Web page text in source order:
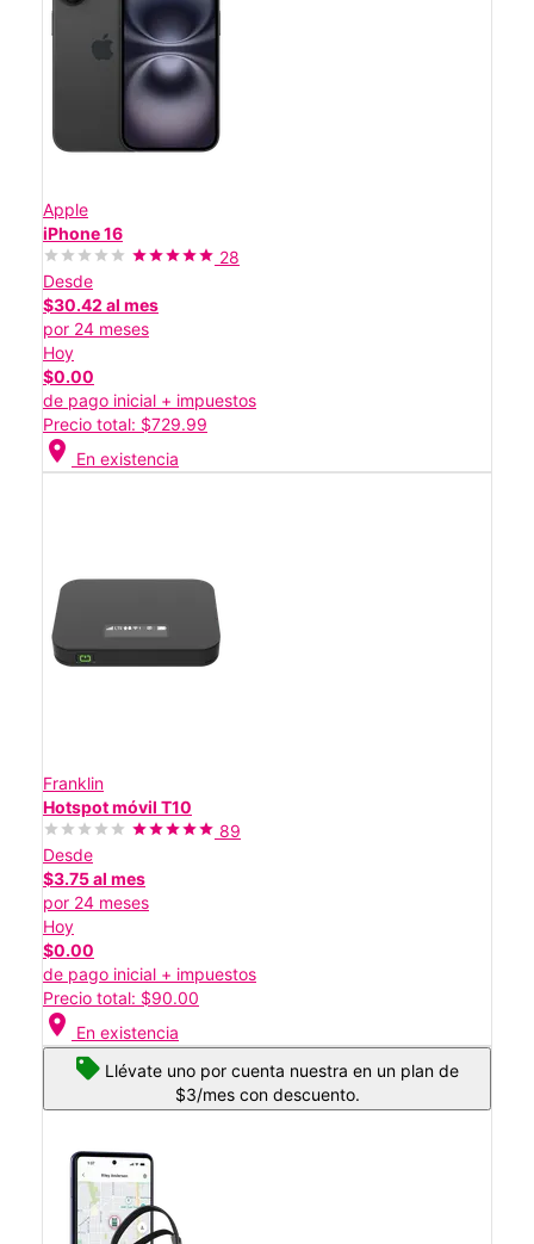
Apple
iPhone 16
28
Desde
$30.42 al mes
por 24 meses
Hoy
$0.00
de pago inicial + impuestos
Precio total: $729.99
location_on En existencia
Franklin
Hotspot móvil T10
89
Desde
$3.75 al mes
por 24 meses
Hoy
$0.00
de pago inicial + impuestos
Precio total: $90.00
location_on En existencia
Llévate uno por cuenta nuestra en un plan de
$3/mes con descuento.